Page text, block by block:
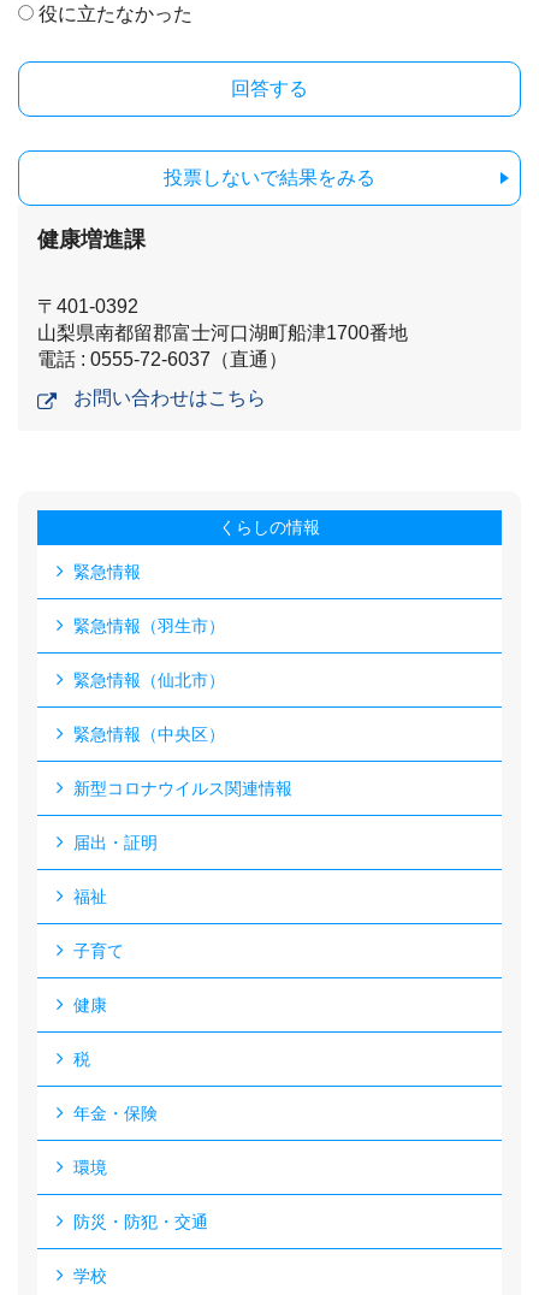
役に立たなかった
投票しないで結果をみる
健康増進課
〒401-0392
山梨県南都留郡富士河口湖町船津1700番地
電話 : 0555-72-6037（直通）
お問い合わせはこちら
くらしの情報
緊急情報
緊急情報（羽生市）
緊急情報（仙北市）
緊急情報（中央区）
新型コロナウイルス関連情報
届出・証明
福祉
子育て
健康
税
年金・保険
環境
防災・防犯・交通
学校